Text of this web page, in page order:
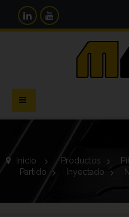
Navegación
Toggle
Inicio > Productos >
Partido > Inyectado >